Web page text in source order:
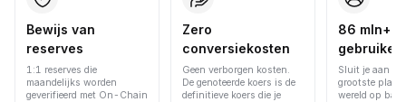
Bewijs van
reserves
1:1 reserves die
maandelijks worden
geverifieerd met On-Chain
Zero
conversiekosten
Geen verborgen kosten.
De genoteerde koers is de
definitieve koers die je
86 mln+
Sluit je aan bij
grootste
wereld op